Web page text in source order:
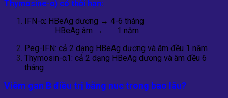
Thymosine-α) có thời hạn:
IFN-α: HBeAg dương → 4-6 tháng
HBeAg âm → 1 năm
Peg-IFN: cả 2 dạng HBeAg dương và âm đều 1 năm
Thymosin-α1: cả 2 dạng HBeAg dương và âm đều 6
tháng
Viêm gan Bđiều trị bằng nuctrong bao lâu?